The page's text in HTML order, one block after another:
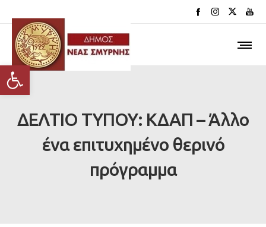
Ανοίξτε τη γραμμή εργαλείων
ΔΕΛΤΙΟ ΤΥΠΟΥ: ΚΔΑΠ – Άλλο
ένα επιτυχημένο θερινό
πρόγραμμα